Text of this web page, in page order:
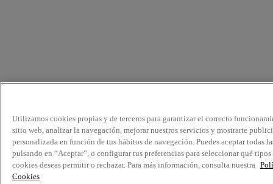
Utilizamos cookies propias y de terceros para garantizar el correcto
sitio web, analizar la navegación, mejorar nuestros servicios y mostrarte
personalizada en función de tus hábitos de navegación. Puedes aceptar todas
pulsando en “Aceptar”, o configurar tus preferencias para seleccionar qué tipos
cookies deseas permitir o rechazar. Para más información, consulta nuestra
Cookies